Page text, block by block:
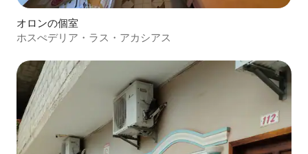
オロンの個室
ホスぺデリア・ラス・アカシアス